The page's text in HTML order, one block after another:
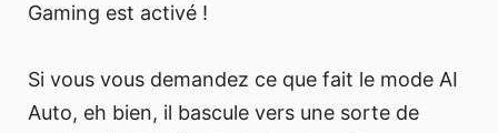
Gaming est activé !
Si vous vous demandez ce que fait le mode AI
Auto, eh bien, il bascule vers une sorte de